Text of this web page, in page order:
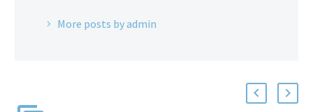
More posts by admin